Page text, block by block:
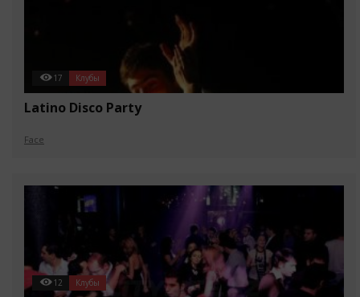
17 Клубы
Latino Disco Party
Face
12 Клубы